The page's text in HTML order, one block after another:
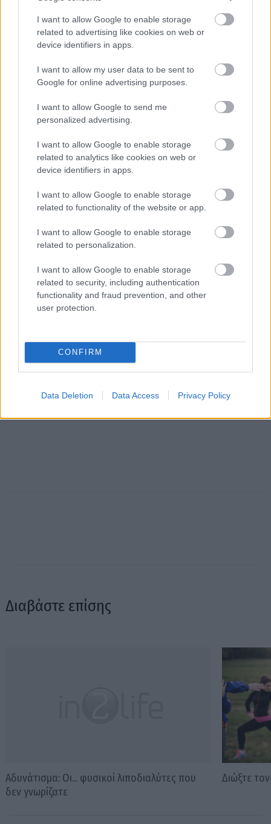
I want to allow Google to enable storage
related to advertising like cookies on web or
device identifiers in apps.
I want to allow my user data to be sent to
Google for online advertising purposes.
I want to allow Google to send me
personalized advertising.
I want to allow Google to enable storage
related to analytics like cookies on web or
device identifiers in apps.
I want to allow Google to enable storage
related to functionality of the website or app.
I want to allow Google to enable storage
related to personalization.
I want to allow Google to enable storage
related to security, including authentication
functionality and fraud prevention, and other
user protection.
CONFIRM
Data Deletion Data Access Privacy Policy
ΣΧΕΤΙΚΑ LINKS
Περισσότερα health tips
Διαβάστε επίσης
Αδυνάτισμα: Οι... φυσικοί λιποδιαλύτες που
δεν γνωρίζατε
Διώξτε